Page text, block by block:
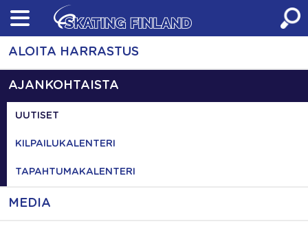
Skip
content
ALOITA HARRASTUS
AJANKOHTAISTA
UUTISET
KILPAILUKALENTERI
TAPAHTUMAKALENTERI
MEDIA